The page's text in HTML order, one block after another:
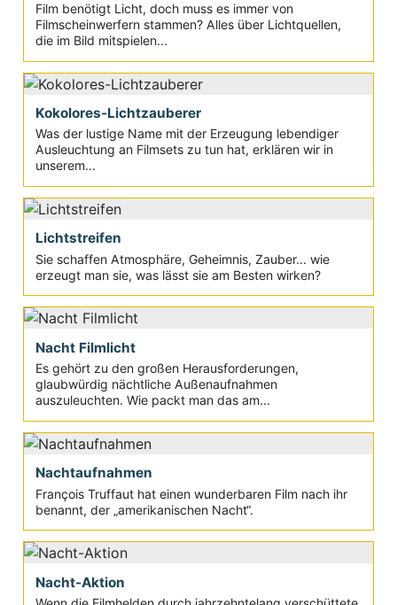
Film benötigt Licht, doch muss es immer von
Filmscheinwerfern stammen? Alles über Lichtquellen,
die im Bild mitspielen...
Kokolores-Lichtzauberer
Was der lustige Name mit der Erzeugung lebendiger
Ausleuchtung an Filmsets zu tun hat, erklären wir in
unserem...
Lichtstreifen
Sie schaffen Atmosphäre, Geheimnis, Zauber... wie
erzeugt man sie, was lässt sie am Besten wirken?
Nacht Filmlicht
Es gehört zu den großen Herausforderungen,
glaubwürdig nächtliche Außenaufnahmen
auszuleuchten. Wie packt man das am...
Nachtaufnahmen
François Truffaut hat einen wunderbaren Film nach ihr
benannt, der „amerikanischen Nacht“.
Nacht-Aktion